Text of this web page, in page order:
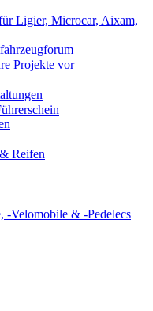
Ligier, Microcar, Aixam,
Projekte vor
Reifen
Velomobile & -Pedelecs